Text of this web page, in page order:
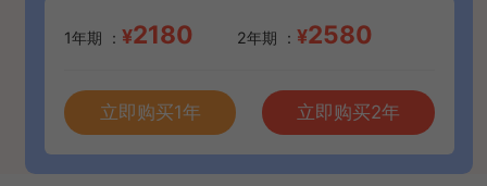
1年期 ： ¥2180 2年期 ： ¥2580
立即购买1年 立即购买2年